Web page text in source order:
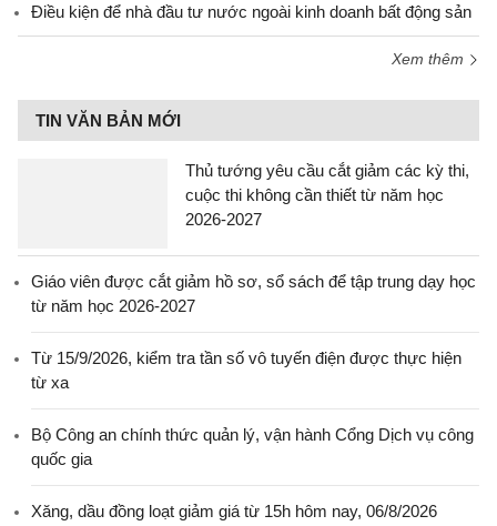
Điều kiện để nhà đầu tư nước ngoài kinh doanh bất động sản
Xem thêm
TIN VĂN BẢN MỚI
Thủ tướng yêu cầu cắt giảm các kỳ thi,
cuộc thi không cần thiết từ năm học
2026-2027
Giáo viên được cắt giảm hồ sơ, sổ sách để tập trung dạy học
từ năm học 2026-2027
Từ 15/9/2026, kiểm tra tần số vô tuyến điện được thực hiện
từ xa
Bộ Công an chính thức quản lý, vận hành Cổng Dịch vụ công
quốc gia
Xăng, dầu đồng loạt giảm giá từ 15h hôm nay, 06/8/2026